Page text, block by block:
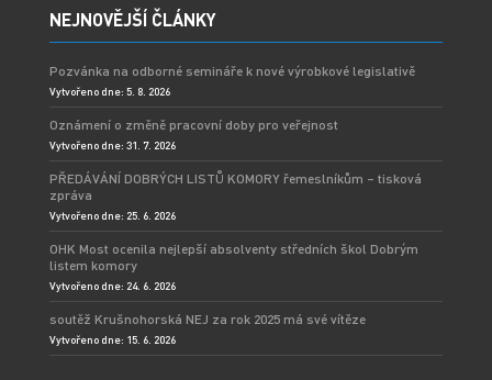
NEJNOVĚJŠÍ ČLÁNKY
Pozvánka na odborné semináře k nové výrobkové legislativě
Vytvořeno dne: 5. 8. 2026
Oznámení o změně pracovní doby pro veřejnost
Vytvořeno dne: 31. 7. 2026
PŘEDÁVÁNÍ DOBRÝCH LISTŮ KOMORY řemeslníkům – tisková
zpráva
Vytvořeno dne: 25. 6. 2026
OHK Most ocenila nejlepší absolventy středních škol Dobrým
listem komory
Vytvořeno dne: 24. 6. 2026
soutěž Krušnohorská NEJ za rok 2025 má své vítěze
Vytvořeno dne: 15. 6. 2026